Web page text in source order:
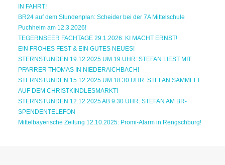
IN FAHRT!
BR24 auf dem Stundenplan: Scheider bei der 7A Mittelschule
Puchheim am 12.3.2026!
TEGERNSEER FACHTAGE 29.1.2026: KI MACHT ERNST!
EIN FROHES FEST & EIN GUTES NEUES!
STERNSTUNDEN 19.12.2025 UM 19 UHR: STEFAN LIEST MIT
PFARRER THOMAS IN NIEDERAICHBACH!
STERNSTUNDEN 15.12.2025 UM 18.30 UHR: STEFAN SAMMELT
AUF DEM CHRISTKINDLESMARKT!
STERNSTUNDEN 12.12.2025 AB 9:30 UHR: STEFAN AM BR-
SPENDENTELEFON
Mittelbayerische Zeitung 12.10.2025: Promi-Alarm in Rengschburg!